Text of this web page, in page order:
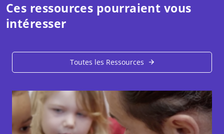
Ces ressources pourraient vous
intéresser
Toutes les Ressources